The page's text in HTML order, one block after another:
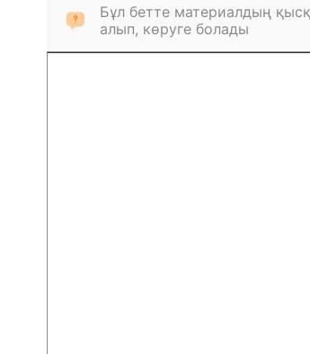
Бұл бетте материалдың
алып, көруге болады